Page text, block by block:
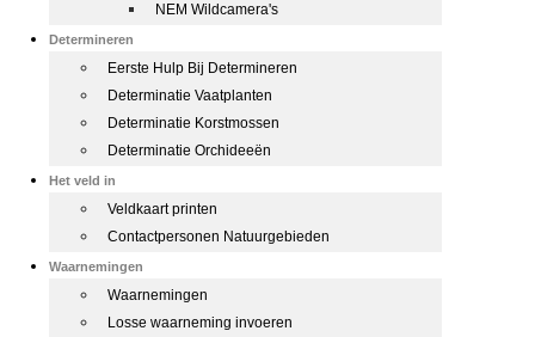
NEM Wildcamera's
Determineren
Eerste Hulp Bij Determineren
Determinatie Vaatplanten
Determinatie Korstmossen
Determinatie Orchideeën
Het veld in
Veldkaart printen
Contactpersonen Natuurgebieden
Waarnemingen
Waarnemingen
Losse waarneming invoeren